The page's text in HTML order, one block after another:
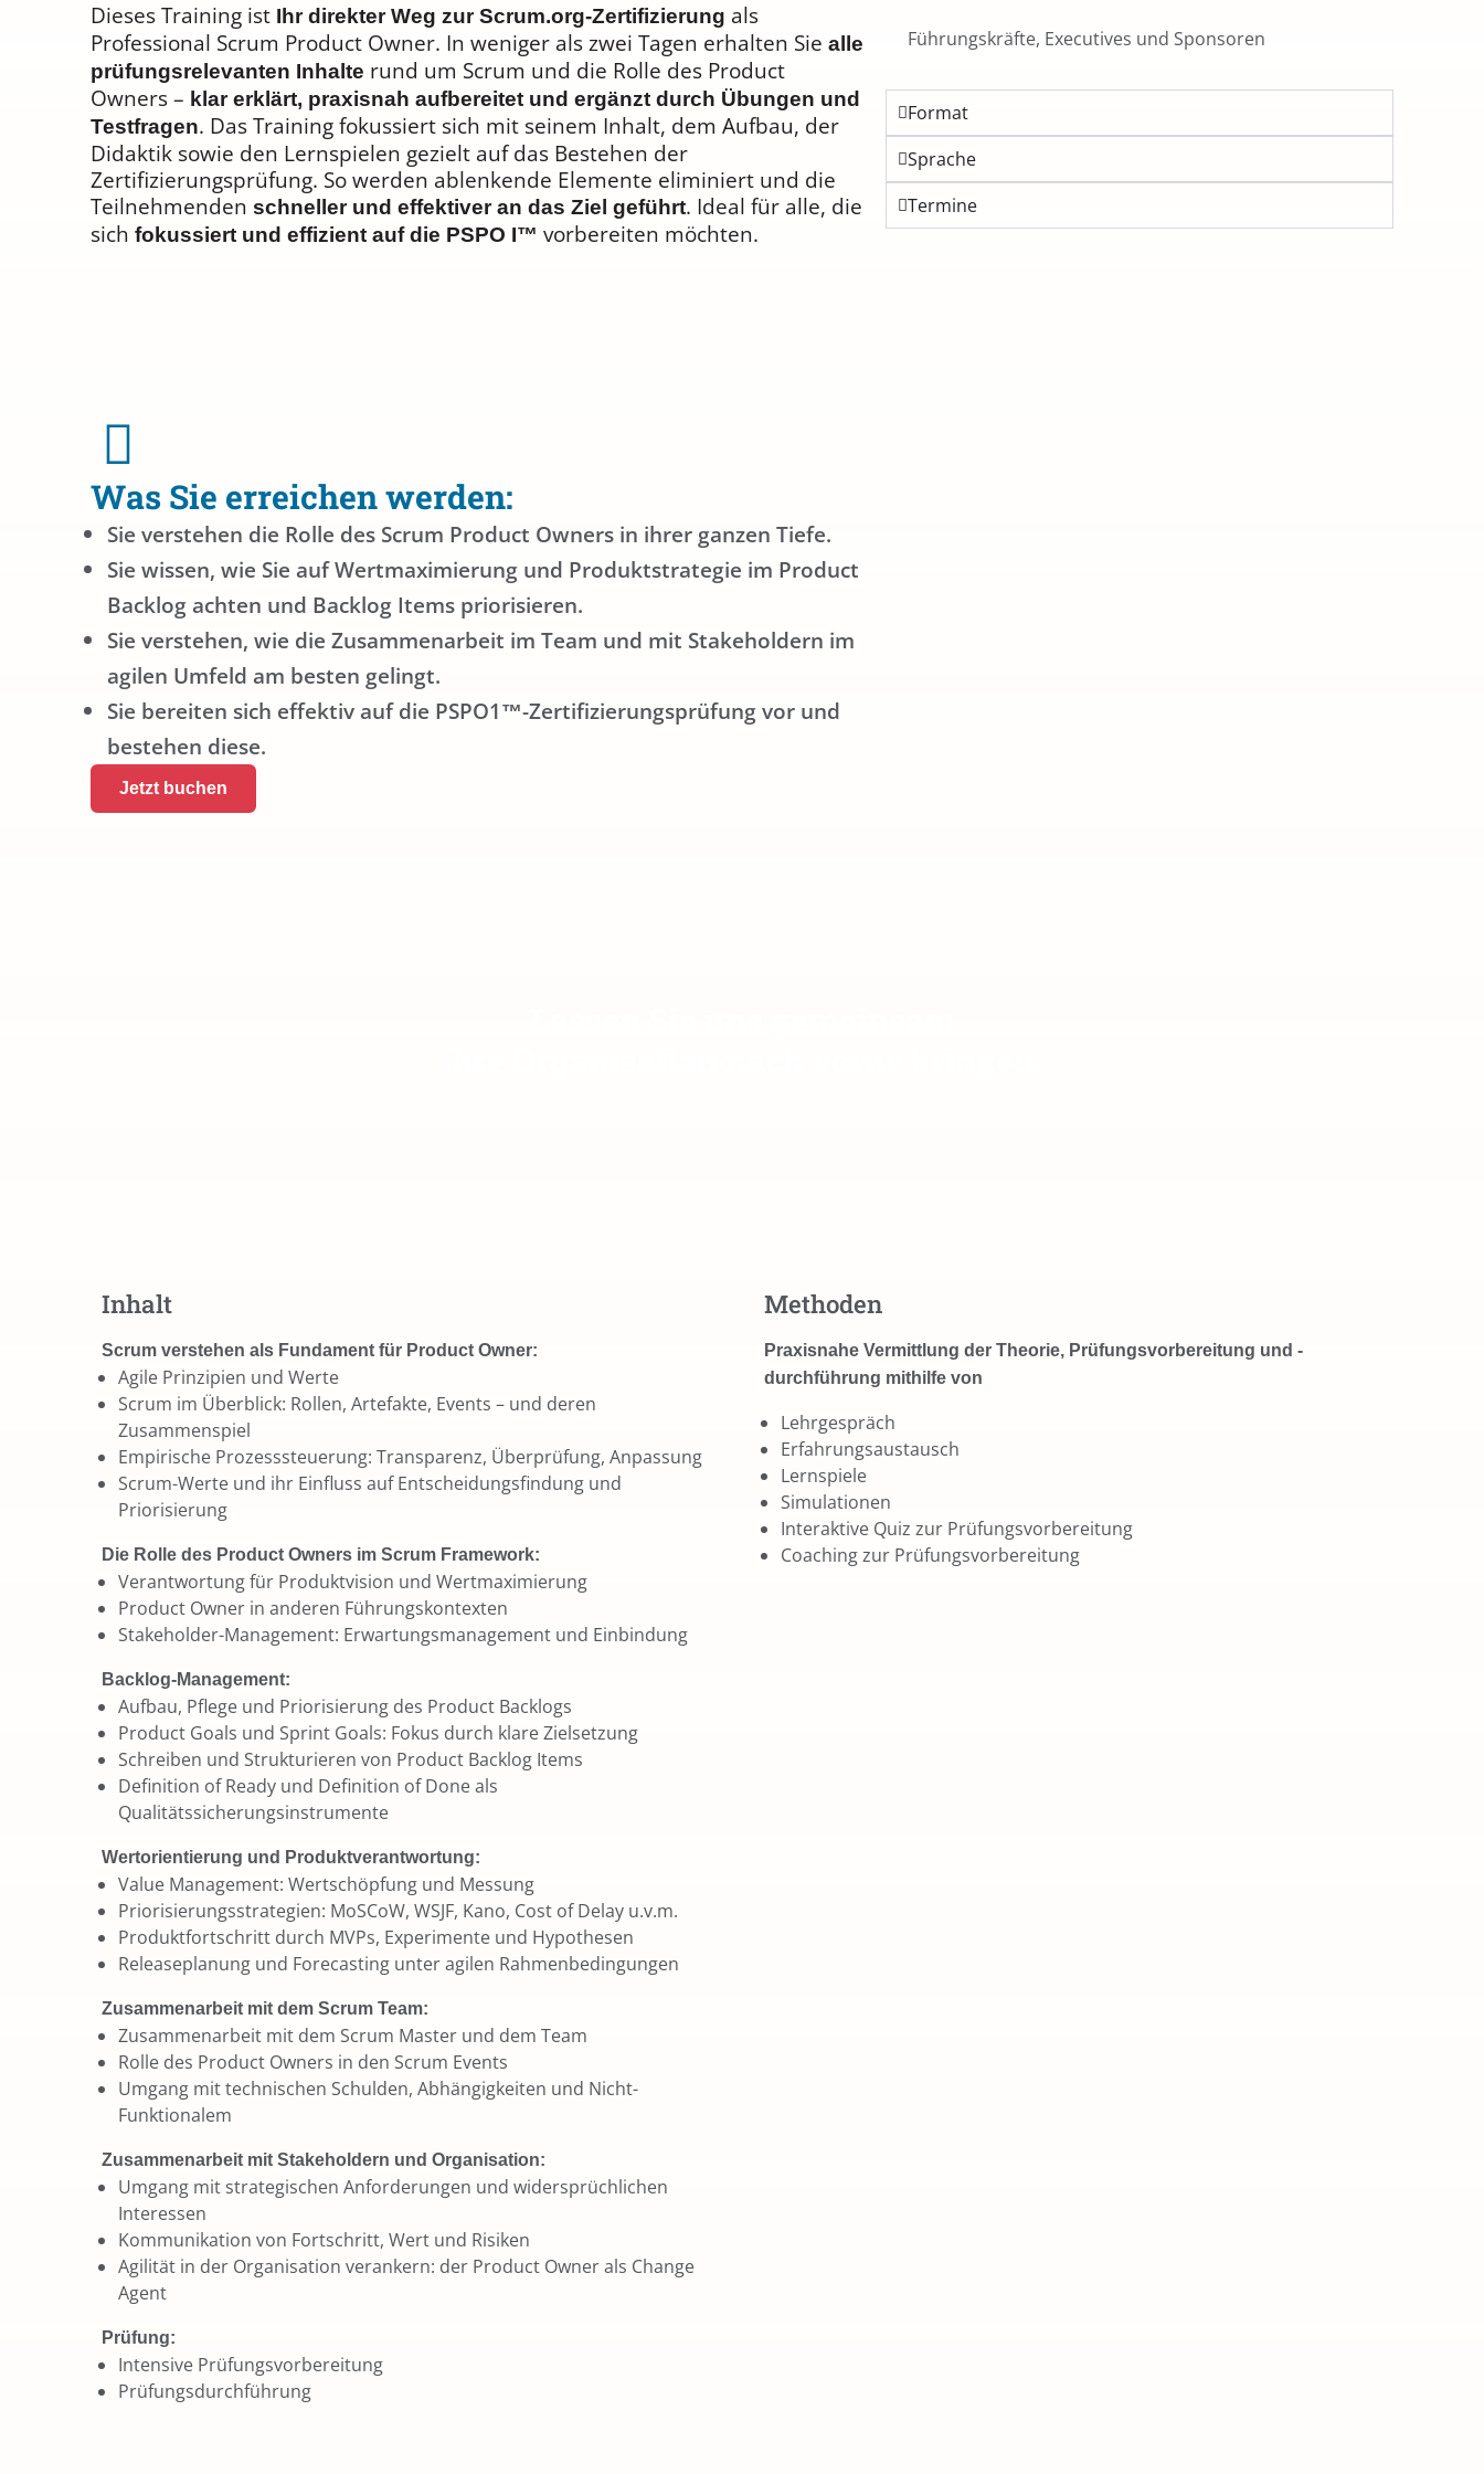
Dieses Training ist Ihr direkter Weg zur Scrum.org-Zertifizierung als
Professional Scrum Product Owner. In weniger als zwei Tagen erhalten Sie alle
prüfungsrelevanten Inhalte rund um Scrum und die Rolle des Product
Owners – klar erklärt, praxisnah aufbereitet und ergänzt durch Übungen und
Testfragen. Das Training fokussiert sich mit seinem Inhalt, dem Aufbau, der
Didaktik sowie den Lernspielen gezielt auf das Bestehen der
Zertifizierungsprüfung. So werden ablenkende Elemente eliminiert und die
Teilnehmenden schneller und effektiver an das Ziel geführt. Ideal für alle, die
sich fokussiert und effizient auf die PSPO I™ vorbereiten möchten.
Führungskräfte, Executives und Sponsoren
Format
Sprache
Termine
Was Sie erreichen werden:
Sie verstehen die Rolle des Scrum Product Owners in ihrer ganzen Tiefe.
Sie wissen, wie Sie auf Wertmaximierung und Produktstrategie im Product
Backlog achten und Backlog Items priorisieren.
Sie verstehen, wie die Zusammenarbeit im Team und mit Stakeholdern im
agilen Umfeld am besten gelingt.
Sie bereiten sich effektiv auf die PSPO1™-Zertifizierungsprüfung vor und
bestehen diese.
Jetzt buchen
Inhalt
Scrum verstehen als Fundament für Product Owner:
Agile Prinzipien und Werte
Scrum im Überblick: Rollen, Artefakte, Events – und deren
Zusammenspiel
Empirische Prozesssteuerung: Transparenz, Überprüfung, Anpassung
Scrum-Werte und ihr Einfluss auf Entscheidungsfindung und
Priorisierung
Die Rolle des Product Owners im Scrum Framework:
Verantwortung für Produktvision und Wertmaximierung
Product Owner in anderen Führungskontexten
Stakeholder-Management: Erwartungsmanagement und Einbindung
Backlog-Management:
Aufbau, Pflege und Priorisierung des Product Backlogs
Product Goals und Sprint Goals: Fokus durch klare Zielsetzung
Schreiben und Strukturieren von Product Backlog Items
Definition of Ready und Definition of Done als
Qualitätssicherungsinstrumente
Wertorientierung und Produktverantwortung:
Value Management: Wertschöpfung und Messung
Priorisierungsstrategien: MoSCoW, WSJF, Kano, Cost of Delay u.v.m.
Produktfortschritt durch MVPs, Experimente und Hypothesen
Releaseplanung und Forecasting unter agilen Rahmenbedingungen
Zusammenarbeit mit dem Scrum Team:
Zusammenarbeit mit dem Scrum Master und dem Team
Rolle des Product Owners in den Scrum Events
Umgang mit technischen Schulden, Abhängigkeiten und Nicht-
Funktionalem
Zusammenarbeit mit Stakeholdern und Organisation:
Umgang mit strategischen Anforderungen und widersprüchlichen
Interessen
Kommunikation von Fortschritt, Wert und Risiken
Agilität in der Organisation verankern: der Product Owner als Change
Agent
Prüfung:
Intensive Prüfungsvorbereitung
Prüfungsdurchführung
Methoden
Praxisnahe Vermittlung der Theorie, Prüfungsvorbereitung und -
durchführung mithilfe von
Lehrgespräch
Erfahrungsaustausch
Lernspiele
Simulationen
Interaktive Quiz zur Prüfungsvorbereitung
Coaching zur Prüfungsvorbereitung